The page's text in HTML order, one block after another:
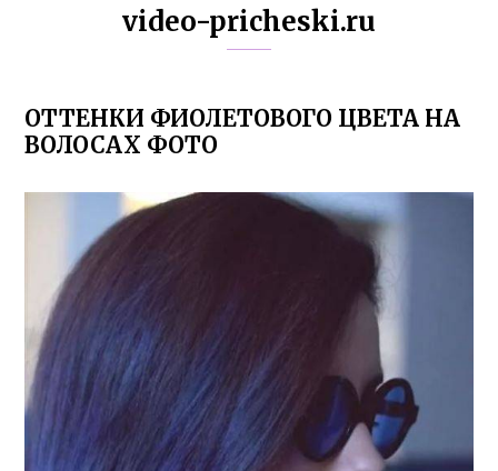
video-pricheski.ru
ОТТЕНКИ ФИОЛЕТОВОГО ЦВЕТА НА
ВОЛОСАХ ФОТО